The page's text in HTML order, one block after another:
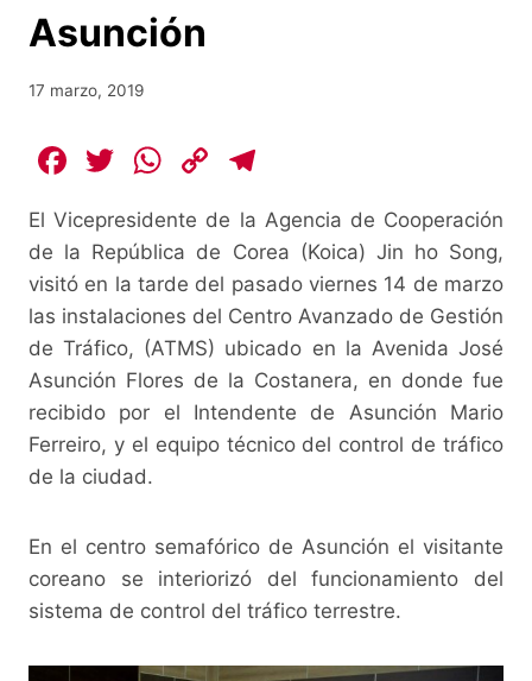
Asunción
17 marzo, 2019
F
c
e
b
o
o
k
T
itt
er
W
at
s
A
p
p
C
p
y
Li
n
k
e
gr
a
m
El Vicepresidente de la Agencia de Cooperación
de la República de Corea (Koica) Jin ho Song,
visitó en la tarde del pasado viernes 14 de marzo
las instalaciones del Centro Avanzado de Gestión
de Tráfico, (ATMS) ubicado en la Avenida José
Asunción Flores de la Costanera, en donde fue
recibido por el Intendente de Asunción Mario
Ferreiro, y el equipo técnico del control de tráfico
de la ciudad.
En el centro semafórico de Asunción el visitante
coreano se interiorizó del funcionamiento del
sistema de control del tráfico terrestre.